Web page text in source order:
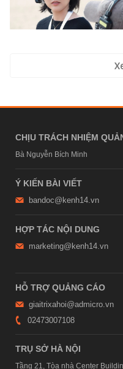
CHỊU TRÁCH NHIỆM
Bà Nguyễn Bích Minh
Ý KIẾN BÀI VIẾT
bandoc@kenh14.vn
HỢP TÁC NỘI DUNG
marketing@kenh14.vn
HỖ TRỢ QUẢNG CÁO
giaitrixahoi@admicro.vn
02473007108
TRỤ SỞ HÀ NỘI
Tầng 21, Tòa nhà Center